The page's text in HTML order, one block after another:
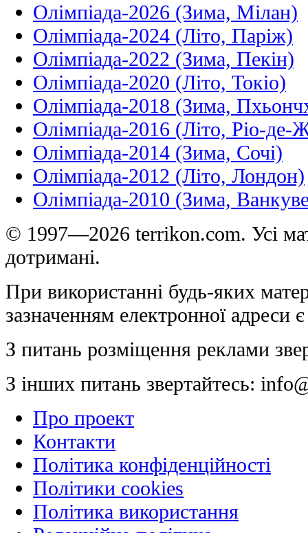
Олімпіада-2026 (Зима, Мілан)
Олімпіада-2024 (Літо, Паріж)
Олімпіада-2022 (Зима, Пекін)
Олімпіада-2020 (Літо, Токіо)
Олімпіада-2018 (Зима,
Олімпіада-2016 (Літо, Ріо-де-
Олімпіада-2014 (Зима, Сочі)
Олімпіада-2012 (Літо, Лондон)
Олімпіада-2010 (Зима,
© 1997—2026 terrikon.com. Усі
дотримані.
При використанні будь-яких
зазначенням електронної адреси
З питань розміщення реклами
З інших питань звертайтесь:
Про проект
Контакти
Політика конфіденційності
Політики cookies
Політика використання